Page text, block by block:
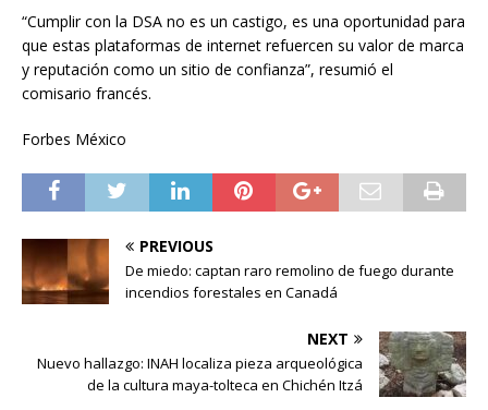
“Cumplir con la DSA no es un castigo, es una oportunidad para
que estas plataformas de internet refuercen su valor de marca
y reputación como un sitio de confianza”, resumió el
comisario francés.
Forbes México
PREVIOUS
De miedo: captan raro remolino de fuego durante
incendios forestales en Canadá
NEXT
Nuevo hallazgo: INAH localiza pieza arqueológica
de la cultura maya-tolteca en Chichén Itzá